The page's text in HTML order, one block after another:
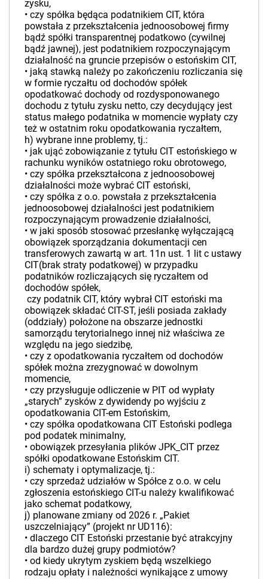
zysku,
•­ czy spółka będąca podatnikiem CIT, która
powstała z przekształcenia jednoosobowej firmy
bądź spółki transparentnej podatkowo (cywilnej
bądź jawnej), jest podatnikiem rozpoczynającym
działalność na gruncie przepisów o estońskim CIT,
•­ jaką stawką należy po zakończeniu rozliczania się
w formie ryczałtu od dochodów spółek
opodatkować dochody od rozdysponowanego
dochodu z tytułu zysku netto, czy decydujący jest
status małego podatnika w momencie wypłaty czy
też w ostatnim roku opodatkowania ryczałtem,
h) wybrane inne problemy, tj.:
•­ jak ująć zobowiązanie z tytułu CIT estońskiego w
rachunku wyników ostatniego roku obrotowego,
•­ czy spółka przekształcona z jednoosobowej
działalności może wybrać CIT estoński,
•­ czy spółka z o.o. powstała z przekształcenia
jednoosobowej działalności jest podatnikiem
rozpoczynającym prowadzenie działalności,
•­ w jaki sposób stosować przesłankę wyłączającą
obowiązek sporządzania dokumentacji cen
transferowych zawartą w art. 11n ust. 1 lit c ustawy
CIT(brak straty podatkowej) w przypadku
podatników rozliczających się ryczałtem od
dochodów spółek,
­ czy podatnik CIT, który wybrał CIT estoński ma
obowiązek składać CIT-ST, jeśli posiada zakłady
(oddziały) położone na obszarze jednostki
samorządu terytorialnego innej niż właściwa ze
względu na jego siedzibę,
•­ czy z opodatkowania ryczałtem od dochodów
spółek można zrezygnować w dowolnym
momencie,
•­ czy przysługuje odliczenie w PIT od wypłaty
„starych” zysków z dywidendy po wyjściu z
opodatkowania CIT-em Estońskim,
•­ czy spółka opodatkowana CIT Estoński podlega
pod podatek minimalny,
•­ obowiązek przesyłania plików JPK_CIT przez
spółki opodatkowane Estońskim CIT.
i) schematy i optymalizacje, tj.:
•­ czy sprzedaż udziałów w Spółce z o.o. w celu
zgłoszenia estońskiego CIT-u należy kwalifikować
jako schemat podatkowy,
j) planowane zmiany od 2026 r. „Pakiet
uszczelniający” (projekt nr UD116):
•­ dlaczego CIT Estoński przestanie być atrakcyjny
dla bardzo dużej grupy podmiotów?
•­ od kiedy ukrytym zyskiem będą wszelkiego
rodzaju opłaty i należności wynikające z umowy